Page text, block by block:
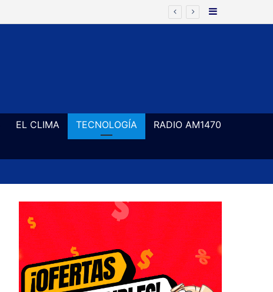
Barra Lateral
EL CLIMA TECNOLOGÍA
RADIO AM1470